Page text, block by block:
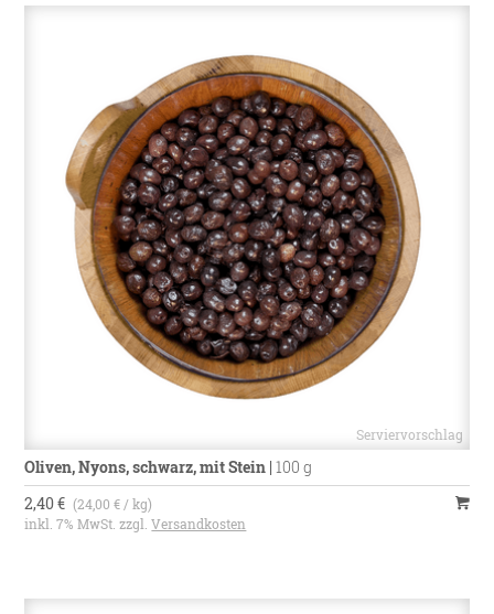
Oliven, Nyons, schwarz, mit Stein |100 g
2,40 € (24,00 € / kg)
inkl. 7% MwSt. zzgl.Versandkosten